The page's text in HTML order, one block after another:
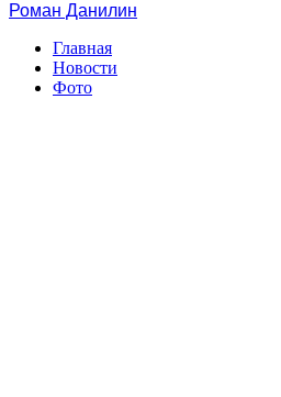
Роман Данилин
Главная
Новости
Фото